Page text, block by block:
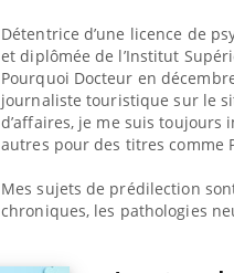
Détentrice d’une licence de
et diplômée de l’Institut
Pourquoi Docteur en
journaliste touristique sur le
d’affaires, je me suis toujours
autres pour des titres comme
Mes sujets de prédilection
chroniques, les pathologies